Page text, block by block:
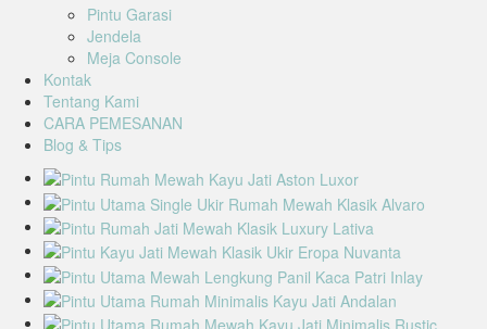
Pintu Garasi
Jendela
Meja Console
Kontak
Tentang Kami
CARA PEMESANAN
Blog & Tips